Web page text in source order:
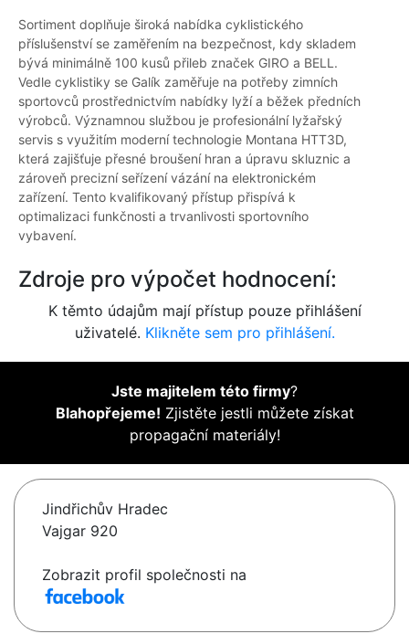
Sortiment doplňuje široká nabídka cyklistického
příslušenství se zaměřením na bezpečnost, kdy skladem
bývá minimálně 100 kusů přileb značek GIRO a BELL.
Vedle cyklistiky se Galík zaměřuje na potřeby zimních
sportovců prostřednictvím nabídky lyží a běžek předních
výrobců. Významnou službou je profesionální lyžařský
servis s využitím moderní technologie Montana HTT3D,
která zajišťuje přesné broušení hran a úpravu skluznic a
zároveň precizní seřízení vázání na elektronickém
zařízení. Tento kvalifikovaný přístup přispívá k
optimalizaci funkčnosti a trvanlivosti sportovního
vybavení.
Zdroje pro výpočet hodnocení:
K těmto údajům mají přístup pouze přihlášení
uživatelé. Klikněte sem pro přihlášení.
Jste majitelem této firmy?
Blahopřejeme! Zjistěte jestli můžete získat
propagační materiály!
Jindřichův Hradec
Vajgar 920
Zobrazit profil společnosti na